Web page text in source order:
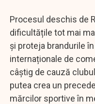
Procesul deschis de
dificultățile tot mai
și proteja brandurile
internaționale de
câștig de cauză
putea crea un
mărcilor sportive în